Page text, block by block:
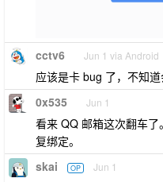
cctv6 Jun 1 via Android
应该是卡 bug 了，不知
0x535 Jun 1
看来 QQ 邮箱这次翻车
复绑定。
skai OP Jun 1